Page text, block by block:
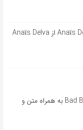
آهنگ فرانسوی Anaïs Delva Et je danse از Anaïs Delva
آهنگ اسپانیایی Andrea از Bad Bunny به همراه متن و